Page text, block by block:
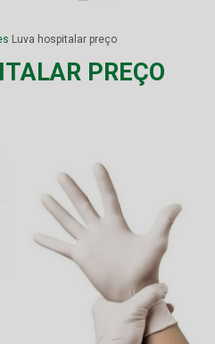
Luva hospitalar preço
PREÇO